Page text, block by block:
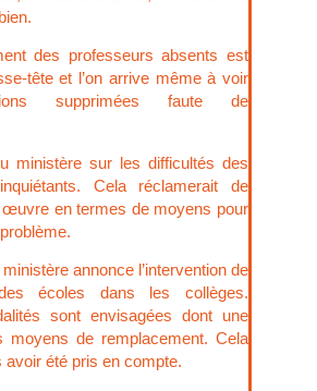
des professeurs absents est
tête et l’on arrive même à voir
supprimées faute de
ministère sur les difficultés des
Cela réclamerait de
œuvre en termes de moyens pour
annonce l’intervention de
écoles dans les collèges.
sont envisagées dont une
moyens de remplacement. Cela
avoir été pris en compte.